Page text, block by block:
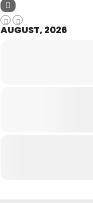
AUGUST, 2026